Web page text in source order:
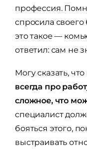
профессия.
спросила своего
это такое —
ответил: сам не
Могу сказать, что
всегда про
сложное, что
специалист
бояться этого,
выстраивать